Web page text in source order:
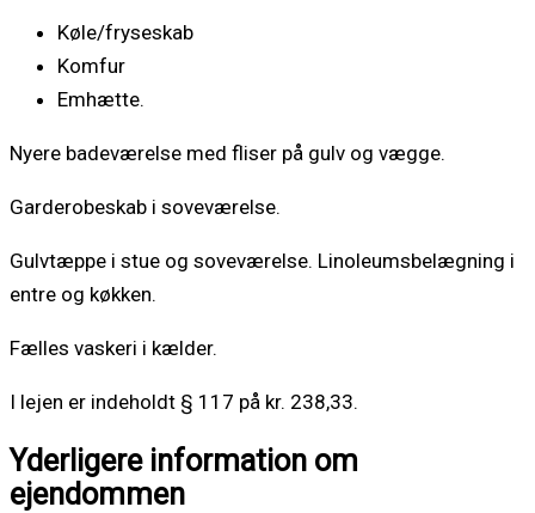
Køle/fryseskab
Komfur
Emhætte.
Nyere badeværelse med fliser på gulv og vægge.
Garderobeskab i soveværelse.
Gulvtæppe i stue og soveværelse. Linoleumsbelægning i
entre og køkken.
Fælles vaskeri i kælder.
I lejen er indeholdt § 117 på kr. 238,33.
Yderligere information om
ejendommen